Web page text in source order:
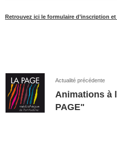
Retrouvez ici le formulaire d’inscription
Actualité précédente
Animations à
PAGE"